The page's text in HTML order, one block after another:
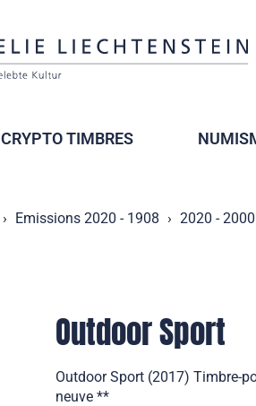
CRYPTO TIMBRES
Emissions 2020 - 1908 2020 - 2000
Outdoor Sport
Outdoor Sport (2017) Timbre-
neuve **